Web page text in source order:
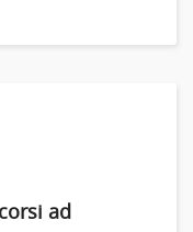
ad